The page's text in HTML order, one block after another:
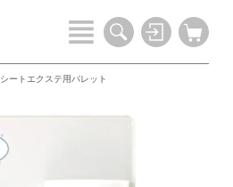
シートエクステ用パレット